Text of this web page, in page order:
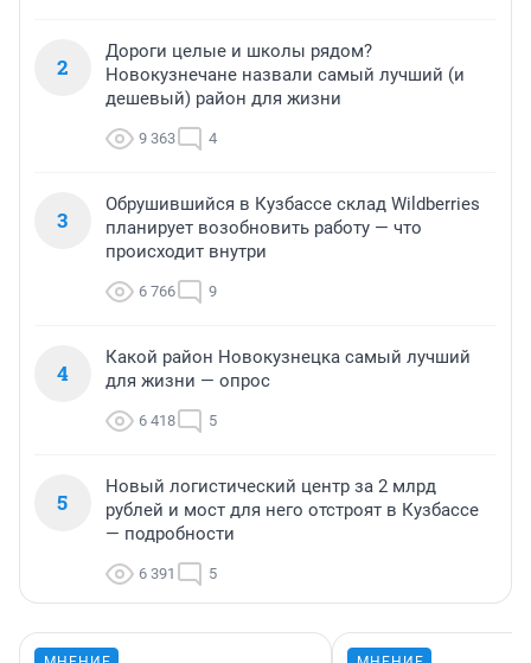
2
Дороги целые и школы рядом?
Новокузнечане назвали самый лучший (и
дешевый) район для жизни
9 363 4
3
Обрушившийся в Кузбассе склад Wildberries
планирует возобновить работу — что
происходит внутри
6 766 9
4
Какой район Новокузнецка самый лучший
для жизни — опрос
6 418 5
5
Новый логистический центр за 2 млрд
рублей и мост для него отстроят в Кузбассе
— подробности
6 391 5